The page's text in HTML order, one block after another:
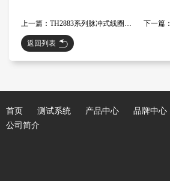
上一篇：TH2883系列脉冲式线圈测试仪全解析——多型号、多通道、多功能的理想测试选择
返回列表
首页 测试系统 产品中心 品牌中心
公司简介